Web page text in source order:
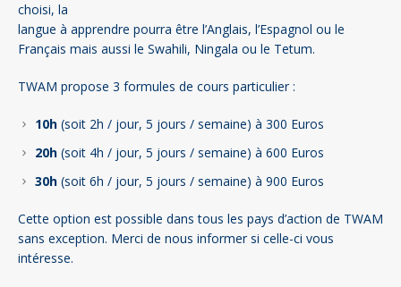
choisi, la
langue à apprendre pourra être l’Anglais, l’Espagnol ou le
Français mais aussi le Swahili, Ningala ou le Tetum.
TWAM propose 3 formules de cours particulier :
10h(soit 2h / jour, 5 jours / semaine) à 300 Euros
20h(soit 4h / jour, 5 jours / semaine) à 600 Euros
30h(soit 6h / jour, 5 jours / semaine) à 900 Euros
Cette option est possible dans tous les pays d’action de TWAM
sans exception. Merci de nous informer si celle-ci vous
intéresse.